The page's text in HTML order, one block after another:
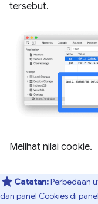
tersebut.
Melihat nilai cookie.
Catatan:Perbedaan
dan panel Cookies di